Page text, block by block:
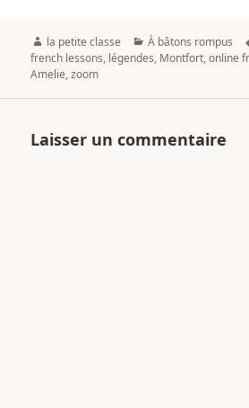
Author
la petite classe Categories
À bâtons rompus
french lessons, légendes, Montfort,online
Amelie,zoom
Laisser un commentaire